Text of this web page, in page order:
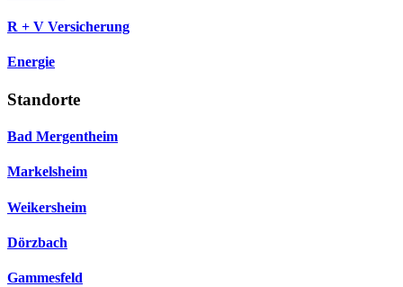
R + V Versicherung
Energie
Standorte
Bad Mergentheim
Markelsheim
Weikersheim
Dörzbach
Gammesfeld